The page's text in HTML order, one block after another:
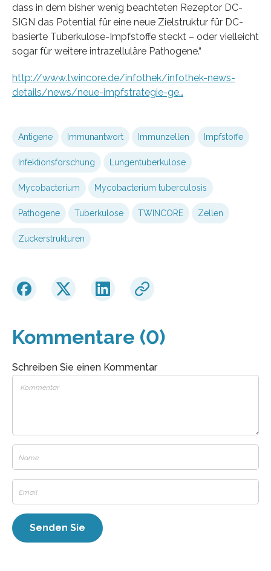
dass in dem bisher wenig beachteten Rezeptor DC-
SIGN das Potential für eine neue Zielstruktur für DC-
basierte Tuberkulose-Impfstoffe steckt – oder vielleicht
sogar für weitere intrazelluläre Pathogene.“
http://www.twincore.de/infothek/infothek-news-
details/news/neue-impfstrategie-ge…
Antigene Immunantwort Immunzellen Impfstoffe
Infektionsforschung Lungentuberkulose
Mycobacterium Mycobacterium tuberculosis
Pathogene Tuberkulose TWINCORE Zellen
Zuckerstrukturen
Kommentare (0)
Schreiben Sie einen Kommentar